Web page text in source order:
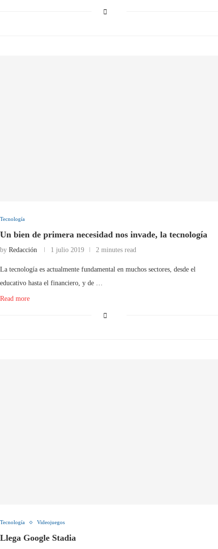
Tecnología
Un bien de primera necesidad nos invade, la tecnología
by Redacción 1 julio 2019 2 minutes read
La tecnología es actualmente fundamental en muchos sectores, desde el
educativo hasta el financiero, y de …
Read more
Tecnología Videojuegos
Llega Google Stadia